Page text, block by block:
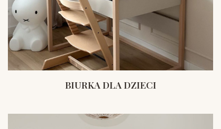
BIURKA DLA DZIECI